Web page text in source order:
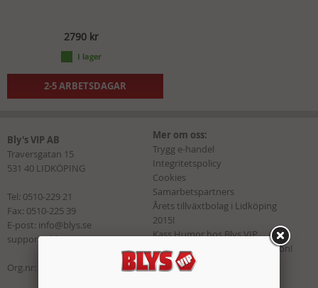
2790 kr
2-5 ARBETSDAGAR
Bly's VIP AB
Traversgatan 15
531 40 LIDKÖPING
Tel: 0510-229 21
Fax: 0510-225 39
E-post: info@blys.se
support@blys.se
Org.nr: 556791-5276
Mer om oss:
Trygg e-handel
Integritetspolicy
Cookies
Samarbetspartners
Årets tillväxtbolag i Lidköping
2015!
Kass Humor hos Blys VIP
Vi sponsrar Andreas Wernersson!
Kategorier: